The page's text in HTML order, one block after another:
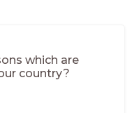
which are
country?